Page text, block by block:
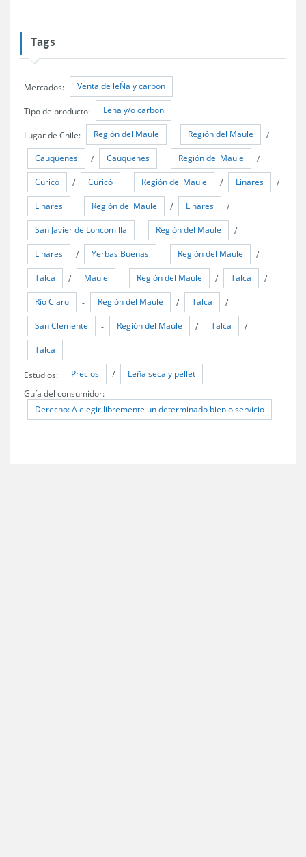
Tags
Mercados: Venta de leÑa y carbon
Tipo de producto: Lena y/o carbon
Lugar de Chile: Región del Maule - Región del Maule /
Cauquenes / Cauquenes - Región del Maule /
Curicó / Curicó - Región del Maule / Linares /
Linares - Región del Maule / Linares /
San Javier de Loncomilla - Región del Maule /
Linares / Yerbas Buenas - Región del Maule /
Talca / Maule - Región del Maule / Talca /
Río Claro - Región del Maule / Talca /
San Clemente - Región del Maule / Talca /
Talca
Estudios: Precios / Leña seca y pellet
Guía del consumidor:
Derecho: A elegir libremente un determinado bien o servicio